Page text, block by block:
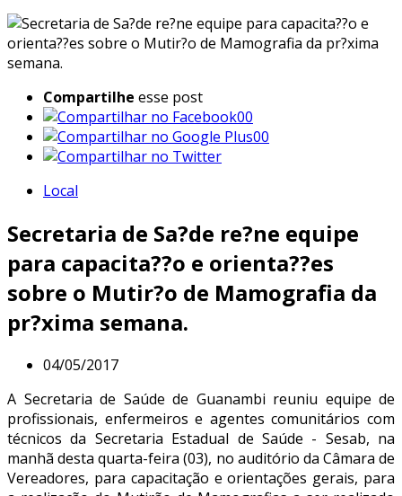
Compartilhe esse post
00
00
Local
Secretaria de Sa?de re?ne equipe
para capacita??o e orienta??es
sobre o Mutir?o de Mamografia da
pr?xima semana.
04/05/2017
A Secretaria de Saúde de Guanambi reuniu equipe de
profissionais, enfermeiros e agentes comunitários com
técnicos da Secretaria Estadual de Saúde - Sesab, na
manhã desta quarta-feira (03), no auditório da Câmara de
Vereadores, para capacitação e orientações gerais, para